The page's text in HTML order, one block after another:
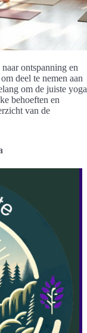
ontspanning en
deel te nemen aan
om de juiste yoga
behoeften en
van de